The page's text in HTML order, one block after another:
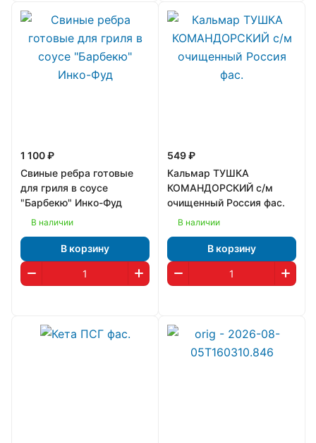
1 100 ₽
Свиные ребра готовые
для гриля в соусе
"Барбекю" Инко-Фуд
В наличии
В корзину
549 ₽
Кальмар ТУШКА
КОМАНДОРСКИЙ с/м
очищенный Россия фас.
В наличии
В корзину